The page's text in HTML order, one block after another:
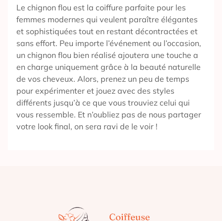
Le chignon flou est la coiffure parfaite pour les
femmes modernes qui veulent paraître élégantes
et sophistiquées tout en restant décontractées et
sans effort. Peu importe l’événement ou l’occasion,
un chignon flou bien réalisé ajoutera une touche a
en charge uniquement grâce à la beauté naturelle
de vos cheveux. Alors, prenez un peu de temps
pour expérimenter et jouez avec des styles
différents jusqu’à ce que vous trouviez celui qui
vous ressemble. Et n’oubliez pas de nous partager
votre look final, on sera ravi de le voir !